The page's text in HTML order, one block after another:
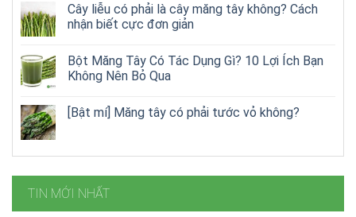
Cây liễu có phải là cây măng tây không? Cách
nhận biết cực đơn giản
Bột Măng Tây Có Tác Dụng Gì? 10 Lợi Ích Bạn
Không Nên Bỏ Qua
[Bật mí] Măng tây có phải tước vỏ không?
TIN MỚI NHẤT